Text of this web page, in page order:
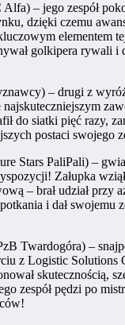
Alfa) – jego zespół
dzięki czemu
elementem
golkipera rywali i
– drugi z
najskuteczniejszym
do siatki pięć razy,
postaci swojego
Stars PaliPali) –
Załupka
– brał udział przy
i dał swojemu
Twardogóra) –
z Logistic Solutions
skutecznością,
zespół pędzi po